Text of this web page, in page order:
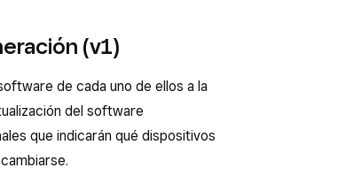
(v1)
de cada uno de ellos a la
del software
que indicarán qué dispositivos